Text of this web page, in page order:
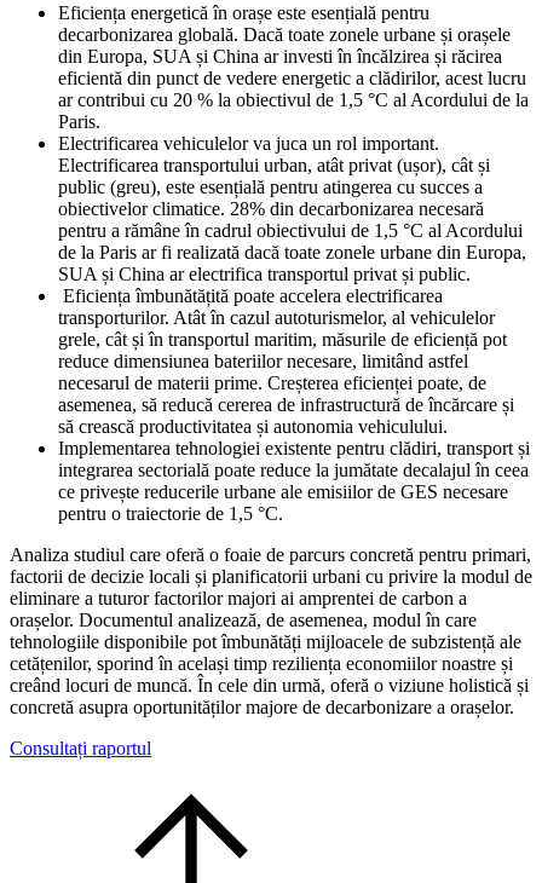
Eficiența energetică în orașe este esențială pentru
decarbonizarea globală. Dacă toate zonele urbane și orașele
din Europa, SUA și China ar investi în încălzirea și răcirea
eficientă din punct de vedere energetic a clădirilor, acest lucru
ar contribui cu 20 % la obiectivul de 1,5 °C al Acordului de la
Paris.
Electrificarea vehiculelor va juca un rol important.
Electrificarea transportului urban, atât privat (ușor), cât și
public (greu), este esențială pentru atingerea cu succes a
obiectivelor climatice. 28% din decarbonizarea necesară
pentru a rămâne în cadrul obiectivului de 1,5 °C al Acordului
de la Paris ar fi realizată dacă toate zonele urbane din Europa,
SUA și China ar electrifica transportul privat și public.
Eficiența îmbunătățită poate accelera electrificarea
transporturilor. Atât în cazul autoturismelor, al vehiculelor
grele, cât și în transportul maritim, măsurile de eficiență pot
reduce dimensiunea bateriilor necesare, limitând astfel
necesarul de materii prime. Creșterea eficienței poate, de
asemenea, să reducă cererea de infrastructură de încărcare și
să crească productivitatea și autonomia vehiculului.
Implementarea tehnologiei existente pentru clădiri, transport și
integrarea sectorială poate reduce la jumătate decalajul în ceea
ce privește reducerile urbane ale emisiilor de GES necesare
pentru o traiectorie de 1,5 °C.
Analiza studiul care oferă o foaie de parcurs concretă pentru primari,
factorii de decizie locali și planificatorii urbani cu privire la modul de
eliminare a tuturor factorilor majori ai amprentei de carbon a
orașelor. Documentul analizează, de asemenea, modul în care
tehnologiile disponibile pot îmbunătăți mijloacele de subzistență ale
cetățenilor, sporind în același timp reziliența economiilor noastre și
creând locuri de muncă. În cele din urmă, oferă o viziune holistică și
concretă asupra oportunităților majore de decarbonizare a orașelor.
Consultați raportul